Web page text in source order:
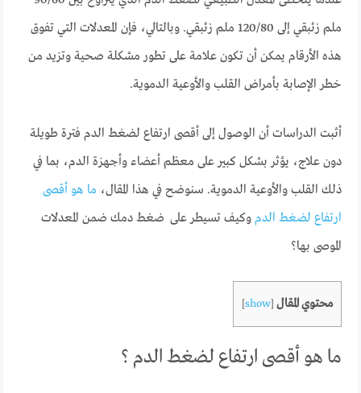
ملم زئبقي إلى 120/80 ملم زئبقي. وبالتالي، فإن المعدلات التي تفوق
هذه الأرقام يمكن أن تكون علامة على تطور مشكلة صحية وتزيد من
خطر الإصابة بأمراض القلب والأوعية الدموية.
أثبت الدراسات أن الوصول إلى أقصى ارتفاع لضغط الدم فترة طويلة
دون علاج، يؤثر بشكل كبير على معظم أعضاء وأجهزة الدم، بما في
ذلك القلب والأوعية الدموية. سنوضح في هذا المقال، ما هو أقصى
ارتفاع لضغط الدم وكيف تسيطر على ضغط دمك ضمن المعدلات
الموصى بها؟
محتوي المقال [
show
]
ما هو أقصى ارتفاع لضغط الدم ؟